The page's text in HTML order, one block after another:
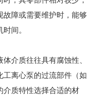
故障或需要维护时，能够
间。
介质往往具有腐蚀性、
工离心泵的过流部件（如
介质特性选择合适的材